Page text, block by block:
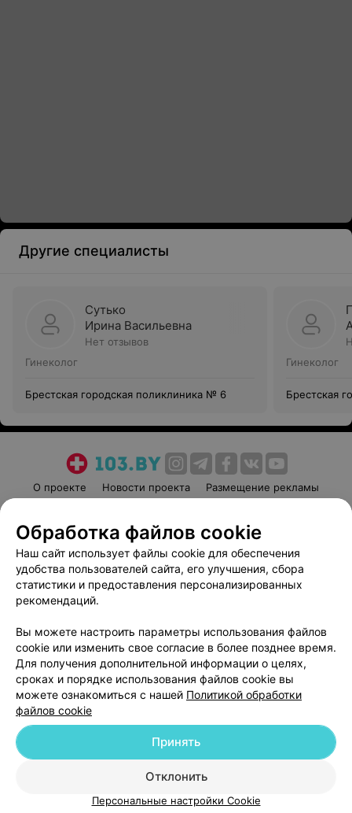
Другие специалисты
Сутько
Ирина Васильевна
Нет отзывов
Гинеколог
Брестская городская поликлиника № 6
Гинеколог
Брестская
О проекте Новости проекта
Размещение рекламы
Пользовательское соглашение
Способы оплаты
Вакансии
Партнеры
Написать руководителю 103.by
Обработка персональных данных
© 2026 ООО «Артокс Лаб», УНП 191700409
| 220012, Республика Беларусь,
Служба поддержки +375 291212755
Обработка файлов cookie
Наш сайт использует файлы cookie для обеспечения
удобства пользователей сайта, его улучшения, сбора
статистики и предоставления персонализированных
рекомендаций.
Вы можете настроить параметры использования файлов
cookie или изменить свое согласие в более позднее время.
Для получения дополнительной информации о целях,
сроках и порядке использования файлов cookie вы
можете ознакомиться с нашей Политикой обработки
файлов cookie
Отклонить
Принять
Персональные настройки Cookie